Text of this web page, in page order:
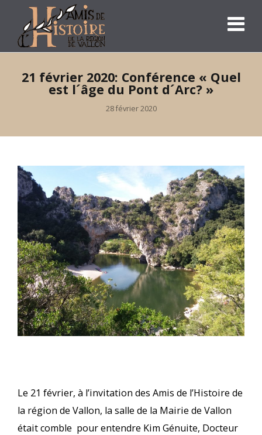
21 février 2020: Conférence « Quel
est l´âge du Pont d´Arc? »
28 février 2020
Le 21 février, à l’invitation des Amis de l’Histoire de
la région de Vallon, la salle de la Mairie de Vallon
était comble pour entendre Kim Génuite, Docteur